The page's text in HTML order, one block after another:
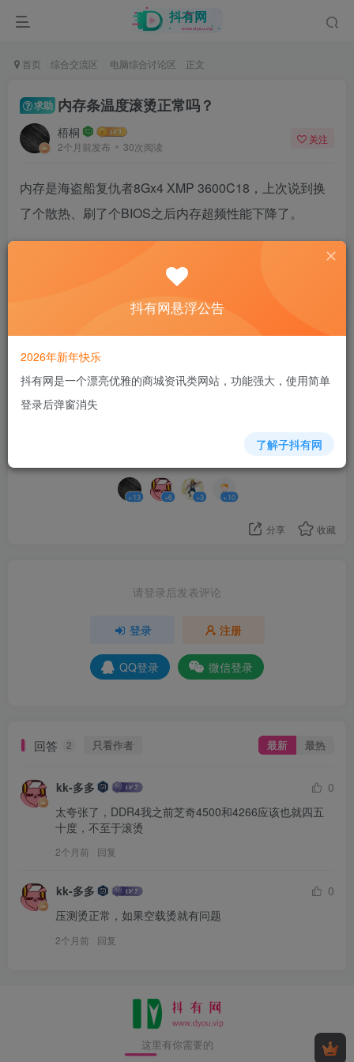
首页 综合交流区 电脑综合讨论区 正文
求助 内存条温度滚烫正常吗？
梧桐
2个月前发布 30次阅读
关注
内存是海盗船复仇者8Gx4 XMP 3600C18，上次说到换
了个散热、刷了个BIOS之后内存超频性能下降了。
是不是因为换了单塔风冷以后，机箱内部有积热，所以
内存温度高了以后不稳定了？
报错。
+13 +6 +3 +10
分享 收藏
请登录后发表评论
登录 注册
QQ登录 微信登录
回答 2 只看作者 最新 最热
kk-多多
0
太夸张了，DDR4我之前芝奇4500和4266应该也就四五
十度，不至于滚烫
2个月前 回复
kk-多多
0
压测烫正常，如果空载烫就有问题
2个月前 回复
这里有你需要的
抖有网悬浮公告
2026年新年快乐
抖有网是一个漂亮优雅的商城资讯类网站，功能强大，使用简单
登录后弹窗消失
了解子抖有网